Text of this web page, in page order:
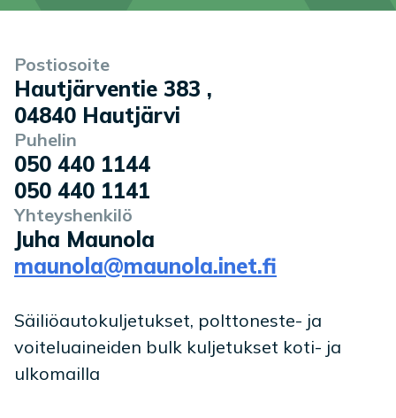
Yrityksen tiedot
Postiosoite
Hautjärventie 383 ,
04840 Hautjärvi
Puhelin
050 440 1144
050 440 1141
Yhteyshenkilö
Juha Maunola
maunola@maunola.inet.fi
Palvelukuvaus
Säiliöautokuljetukset, polttoneste- ja
voiteluaineiden bulk kuljetukset koti- ja
ulkomailla